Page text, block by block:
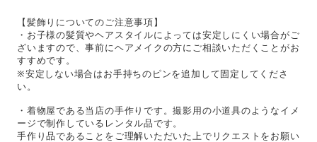
【髪飾りについてのご注意事項】
・お子様の髪質やヘアスタイルによっては安定しにくい場合がご
ざいますので、事前にヘアメイクの方にご相談いただくことがお
すすめです。
※安定しない場合はお手持ちのピンを追加して固定してくださ
い。
・着物屋である当店の手作りです。撮影用の小道具のようなイメ
ージで制作しているレンタル品です。
手作り品であることをご理解いただいた上でリクエストをお願い